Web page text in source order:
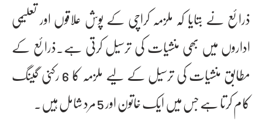
ذرائع نے بتایا کہ ملزمہ کراچی کے پوش علاقوں اور تعلیمی
اداروں میں بھی منشیات کی ترسیل کرتی ہے۔ذرائع کے
مطابق منشیات کی ترسیل کے لیے ملزمہ کا 6 رکنی گینگ
کام کرتا ہے جس میں ایک خاتون اور 5 مرد شامل ہیں۔